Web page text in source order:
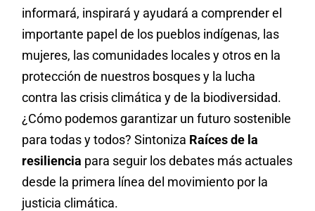
informará, inspirará y ayudará a comprender el
importante papel de los pueblos indígenas, las
mujeres, las comunidades locales y otros en la
protección de nuestros bosques y la lucha
contra las crisis climática y de la biodiversidad.
¿Cómo podemos garantizar un futuro sostenible
para todas y todos? Sintoniza Raíces de la
resiliencia para seguir los debates más actuales
desde la primera línea del movimiento por la
justicia climática.